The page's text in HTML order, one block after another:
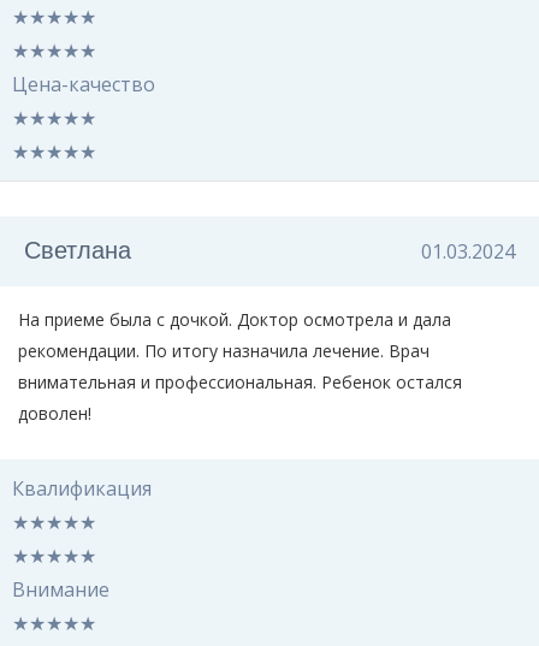
★★★★★
★★★★★
Цена-качество
★★★★★
★★★★★
Светлана 01.03.2024
На приеме была с дочкой. Доктор осмотрела и дала
рекомендации. По итогу назначила лечение. Врач
внимательная и профессиональная. Ребенок остался
доволен!
Квалификация
★★★★★
★★★★★
Внимание
★★★★★